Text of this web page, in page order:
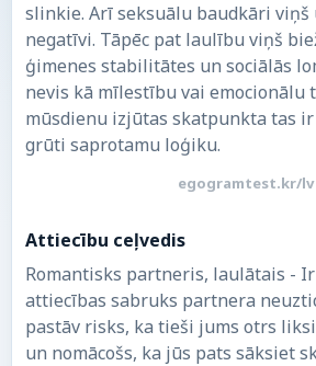
slinkie. Arī seksuālu baudkāri
negatīvi. Tāpēc pat laulību viņš
ģimenes stabilitātes un sociālās
nevis kā mīlestību vai emocionālu
mūsdienu izjūtas skatpunkta tas
grūti saprotamu loģiku.
egogramtest.kr/lv
Attiecību ceļvedis
Romantisks partneris, laulātais - Ir
attiecības sabruks partnera
pastāv risks, ka tieši jums otrs
un nomācošs, ka jūs pats sāksiet